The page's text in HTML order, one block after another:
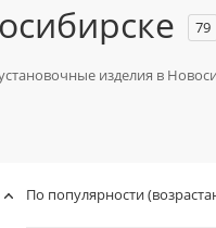
79
изделия в
По популярности